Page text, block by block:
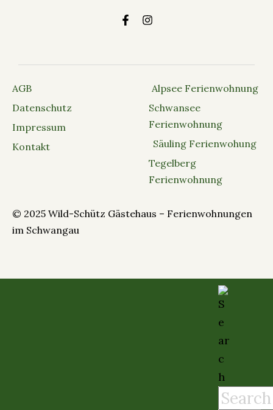
AGB
Datenschutz
Impressum
Kontakt
Alpsee Ferienwohnung
Schwansee
Ferienwohnung
Säuling Ferienwohung
Tegelberg
Ferienwohnung
© 2025 Wild-Schütz Gästehaus – Ferienwohnungen
im Schwangau